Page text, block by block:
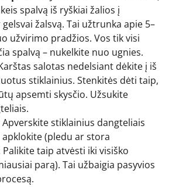
spalvą iš ryškiai žalios į
gelsvai žalsvą. Tai užtrunka apie 5–
užvirimo pradžios. Vos tik visi
spalvą – nukelkite nuo ugnies.
salotas nedelsiant dėkite į iš
stiklainius. Stenkitės dėti taip,
apsemti skysčio. Užsukite
Apverskite stiklainius dangteliais
(pledu ar stora
taip atvėsti iki visiško
parą). Tai užbaigia pasyvios